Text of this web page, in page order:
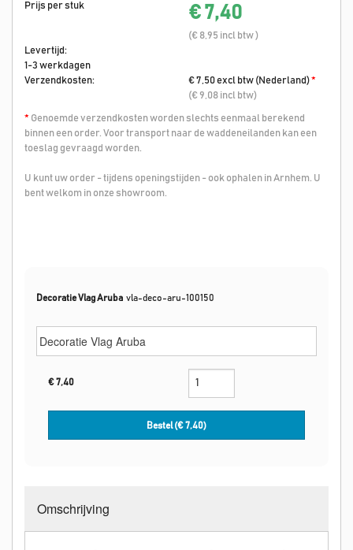
Prijs per stuk
€ 7,40
(€ 8,95 incl btw )
Levertijd:
1-3 werkdagen
Verzendkosten:
€ 7,50 excl btw (Nederland)*
(€ 9,08 incl btw)
* Genoemde verzendkosten worden slechts eenmaal berekend
binnen een order. Voor transport naar de waddeneilanden kan een
toeslag gevraagd worden.
U kunt uw order - tijdens openingstijden - ook ophalen in Arnhem. U
bent welkom in onze showroom.
Decoratie Vlag Aruba vla-deco-aru-100150
€7,40
Bestel (€7,40)
Omschrijving